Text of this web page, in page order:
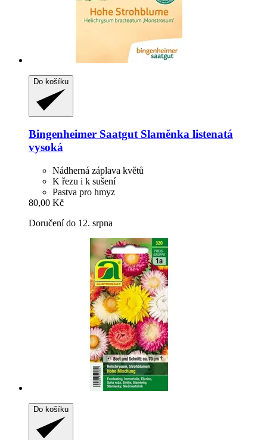
Do košíku
Bingenheimer SaatgutSlaměnka listenatá
vysoká
Nádherná záplava květů
K řezu i k sušení
Pastva pro hmyz
80,00 Kč
Doručení do 12. srpna
Do košíku